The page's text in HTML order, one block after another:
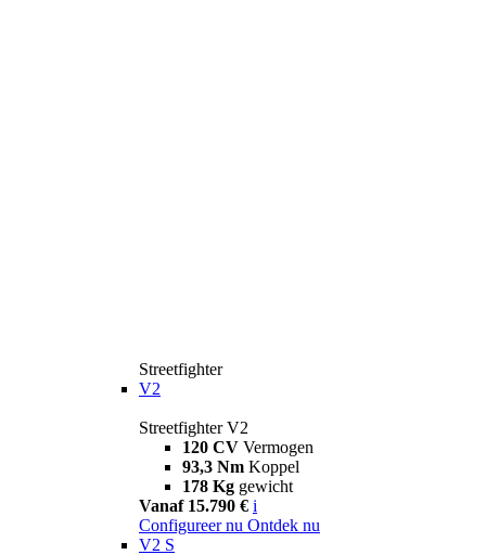
Streetfighter
V2
Streetfighter V2
120 CV Vermogen
93,3 Nm Koppel
178 Kg gewicht
Vanaf 15.790 € i
Configureer nu Ontdek nu
V2 S